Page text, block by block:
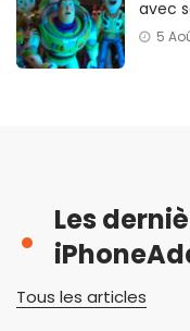
avec
5
Les
Tous les articles